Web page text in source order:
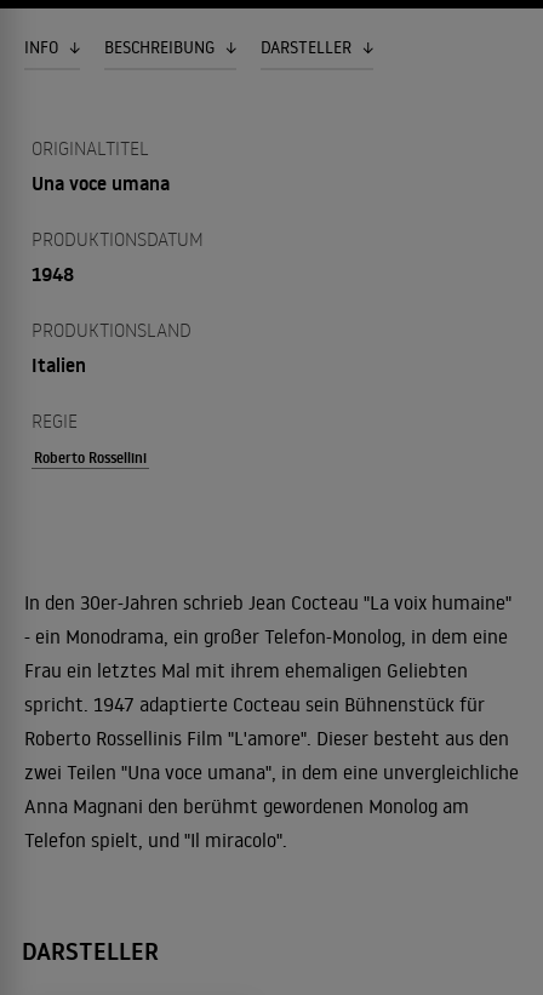
INFO BESCHREIBUNG DARSTELLER
ORIGINALTITEL
Una voce umana
PRODUKTIONSDATUM
1948
PRODUKTIONSLAND
Italien
REGIE
Roberto Rossellini
In den 30er-Jahren schrieb Jean Cocteau "La voix humaine"
- ein Monodrama, ein großer Telefon-Monolog, in dem eine
Frau ein letztes Mal mit ihrem ehemaligen Geliebten
spricht. 1947 adaptierte Cocteau sein Bühnenstück für
Roberto Rossellinis Film "L'amore". Dieser besteht aus den
zwei Teilen "Una voce umana", in dem eine unvergleichliche
Anna Magnani den berühmt gewordenen Monolog am
Telefon spielt, und "Il miracolo".
DARSTELLER